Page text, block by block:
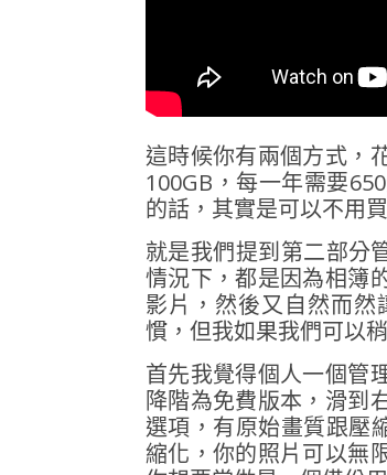
這時候你有兩個方式，
100GB，每一年需要
的話，其實是可以不用
就是我們提到第二部分
情況下，都是因為相簿
影片，然後又自然而
慣，但我如果我們可以
首先我覺得個人一個管
降階為免費版本，滑到
選項，有原始畫質跟壓
縮化，你的照片可以無